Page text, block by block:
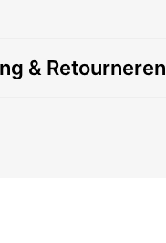
& Retourneren